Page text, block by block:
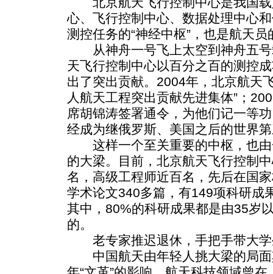
心、飞行控制中心、数据处理中心
测控任务的“神经中枢”，也是航天员
从神舟一号飞上太空到神舟五号
天飞行控制中心以百分之百的测控
出了突出贡献。2004年，北京航天
人航天工程突出贡献先进集体”；
席胡锦涛签署通令，为他们记一等
经成为继俄罗斯、美国之后的世界
这样一个至关重要的中枢，也由
的大梁。目前，北京航天飞行控制
名，高级工程师近百名，先后在国
学术论文340多篇，有149项科研成
其中，80%的科研成果都是由35岁
的。
老专家推迟退休，手把手带大学
中国航天由年轻人挑大梁的局面